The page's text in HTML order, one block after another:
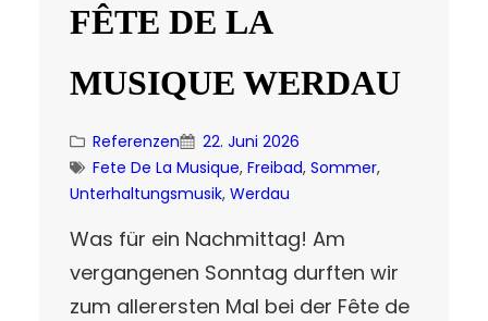
FÊTE DE LA
MUSIQUE WERDAU
Referenzen
22. Juni 2026
Fete De La Musique, Freibad, Sommer
Unterhaltungsmusik, Werdau
Was für ein Nachmittag! Am
vergangenen Sonntag durften wir
zum allerersten Mal bei der Fête de